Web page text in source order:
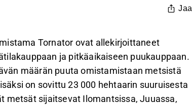
Yhtiökokouskutsut
Jaa
Tornator ovat allekirjoittaneet
ja pitkäaikaiseen puukauppaan.
määrän puuta omistamistaan metsistä
on sovittu 23 000 hehtaarin suuruisesta
metsät sijaitsevat Ilomantsissa, Juuassa,